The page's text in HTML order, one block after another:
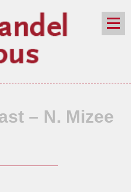
nieuwsbrief
– N. Mizee